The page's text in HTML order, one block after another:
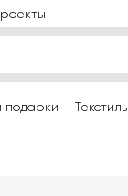
подарки Текстиль